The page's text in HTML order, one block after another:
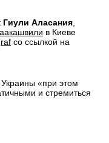
Гиули Аласания,
в Киеве
со ссылкой на
Украины «при этом
и стремиться